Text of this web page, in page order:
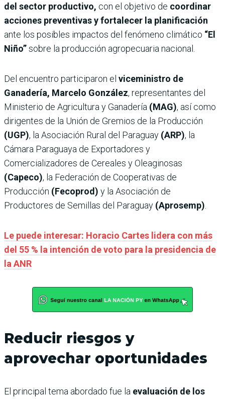
del sector productivo, con el objetivo de coordinar
acciones preventivas y fortalecer la planificación
ante los posibles impactos del fenómeno climático “El
Niño”sobre la producción agropecuaria nacional.
Del encuentro participaron el viceministro de
Ganadería, Marcelo González, representantes del
Ministerio de Agricultura y Ganadería (MAG), así como
dirigentes de la Unión de Gremios de la Producción
(UGP), la Asociación Rural del Paraguay (ARP), la
Cámara Paraguaya de Exportadores y
Comercializadores de Cereales y Oleaginosas
(Capeco), la Federación de Cooperativas de
Producción (Fecoprod) y la Asociación de
Productores de Semillas del Paraguay (Aprosemp)
Le puede interesar: Horacio Cartes lidera con más
del 55 % la intención de voto para la presidencia de
la ANR
Reducir riesgos y
aprovechar oportunidades
El principal tema abordado fue la evaluación de los